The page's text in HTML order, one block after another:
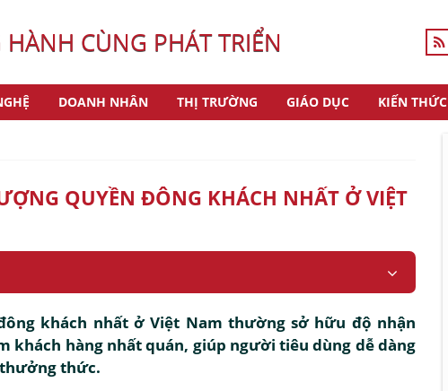
CÙNG PHÁT TRIỂN
DOANH NHÂN THỊ TRƯỜNG GIÁO DỤC KIẾN THỨC
QUYỀN ĐÔNG KHÁCH NHẤT Ở VIỆT
khách nhất ở Việt Nam thường sở hữu độ nhận
khách hàng nhất quán, giúp người tiêu dùng dễ dàng
thức.